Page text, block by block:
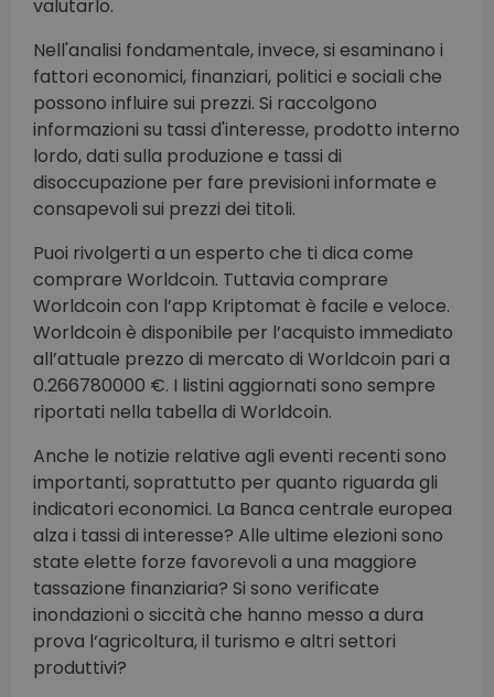
valutarlo.
Nell'analisi fondamentale, invece, si esaminano i
fattori economici, finanziari, politici e sociali che
possono influire sui prezzi. Si raccolgono
informazioni su tassi d'interesse, prodotto interno
lordo, dati sulla produzione e tassi di
disoccupazione per fare previsioni informate e
consapevoli sui prezzi dei titoli.
Puoi rivolgerti a un esperto che ti dica come
comprare Worldcoin. Tuttavia comprare
Worldcoin con l’app Kriptomat è facile e veloce.
Worldcoin è disponibile per l’acquisto immediato
all’attuale prezzo di mercato di Worldcoin pari a
0.266780000 €. I listini aggiornati sono sempre
riportati nella tabella di Worldcoin.
Anche le notizie relative agli eventi recenti sono
importanti, soprattutto per quanto riguarda gli
indicatori economici. La Banca centrale europea
alza i tassi di interesse? Alle ultime elezioni sono
state elette forze favorevoli a una maggiore
tassazione finanziaria? Si sono verificate
inondazioni o siccità che hanno messo a dura
prova l‘agricoltura, il turismo e altri settori
produttivi?